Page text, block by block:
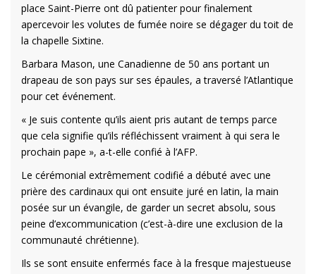
place Saint-Pierre ont dû patienter pour finalement
apercevoir les volutes de fumée noire se dégager du toit de
la chapelle Sixtine.
Barbara Mason, une Canadienne de 50 ans portant un
drapeau de son pays sur ses épaules, a traversé l’Atlantique
pour cet événement.
« Je suis contente qu’ils aient pris autant de temps parce
que cela signifie qu’ils réfléchissent vraiment à qui sera le
prochain pape », a-t-elle confié à l’AFP.
Le cérémonial extrêmement codifié a débuté avec une
prière des cardinaux qui ont ensuite juré en latin, la main
posée sur un évangile, de garder un secret absolu, sous
peine d’excommunication (c’est-à-dire une exclusion de la
communauté chrétienne).
Ils se sont ensuite enfermés face à la fresque majestueuse